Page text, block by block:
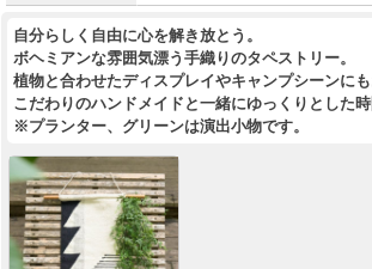
自分らしく自由に心を解き放とう。
ボヘミアンな雰囲気漂う手織りのタペストリー。
植物と合わせたディスプレイやキャンプシーンにも
こだわりのハンドメイドと一緒にゆっくりとした時
※プランター、グリーンは演出小物です。